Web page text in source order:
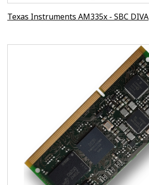
Texas Instruments AM335x - SBC DIVA